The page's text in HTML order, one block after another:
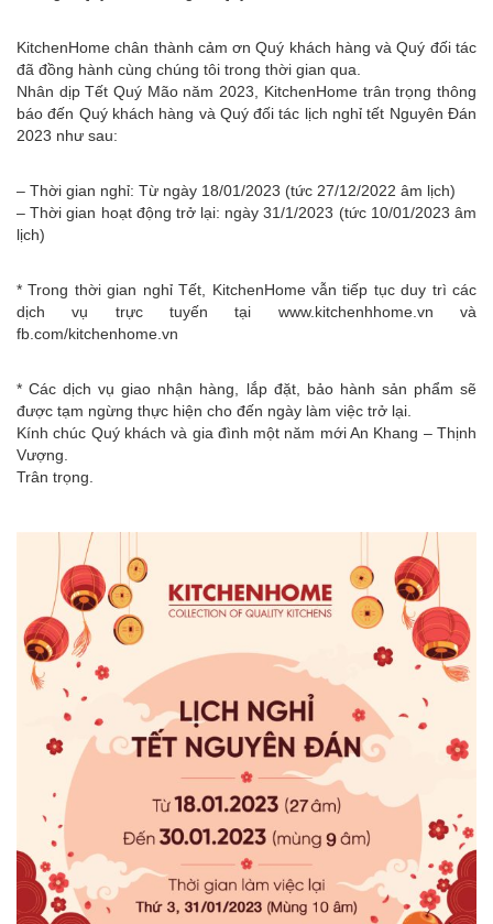
KitchenHome chân thành cảm ơn Quý khách hàng và Quý đối tác
đã đồng hành cùng chúng tôi trong thời gian qua.
Nhân dịp Tết Quý Mão năm 2023, KitchenHome trân trọng thông
báo đến Quý khách hàng và Quý đối tác lịch nghỉ tết Nguyên Đán
2023 như sau:
– Thời gian nghỉ: Từ ngày 18/01/2023 (tức 27/12/2022 âm lịch)
– Thời gian hoạt động trở lại: ngày 31/1/2023 (tức 10/01/2023 âm
lịch)
* Trong thời gian nghỉ Tết, KitchenHome vẫn tiếp tục duy trì các
dịch vụ trực tuyến tại www.kitchenhhome.vn và
fb.com/kitchenhome.vn
* Các dịch vụ giao nhận hàng, lắp đặt, bảo hành sản phẩm sẽ
được tạm ngừng thực hiện cho đến ngày làm việc trở lại.
Kính chúc Quý khách và gia đình một năm mới An Khang – Thịnh
Vượng.
Trân trọng.